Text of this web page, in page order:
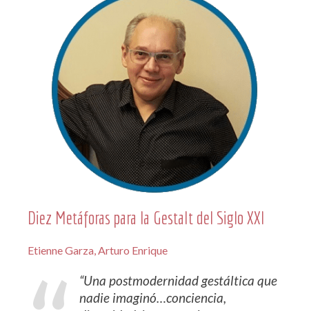
Diez Metáforas para la Gestalt del Siglo XXI
Etienne Garza, Arturo Enrique
“Una postmodernidad gestáltica que
nadie imaginó…conciencia,